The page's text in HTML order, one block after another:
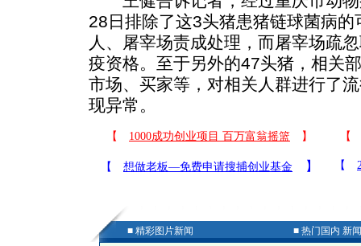
28日排除了这3头猪患猪链球菌病
人、屠宰场责成处理，而屠宰场疏
疫资格。至于另外的47头猪，相关
市场、买家等，对相关人群进行了
现异常。
■ 精彩图片新闻 ■ 热门国内 新